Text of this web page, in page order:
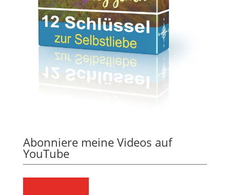
Abonniere meine Videos auf
YouTube